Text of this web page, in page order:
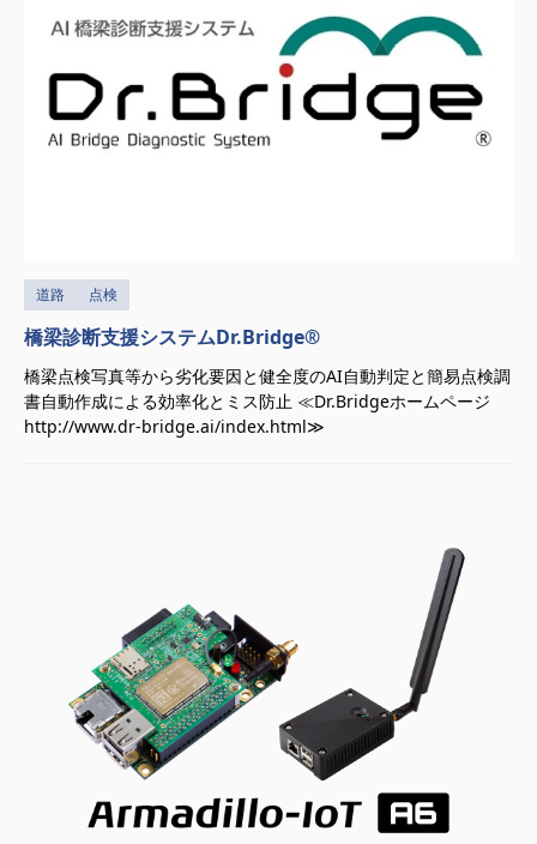
道路 点検
橋梁診断支援システムDr.Bridge®
橋梁点検写真等から劣化要因と健全度のAI自動判定と簡易点検調
書自動作成による効率化とミス防止 ≪Dr.Bridgeホームページ
http://www.dr-bridge.ai/index.html≫